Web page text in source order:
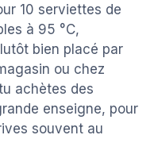
10 serviettes de
à 95 °C,
bien placé par
ou chez
achètes des
enseigne, pour
souvent au